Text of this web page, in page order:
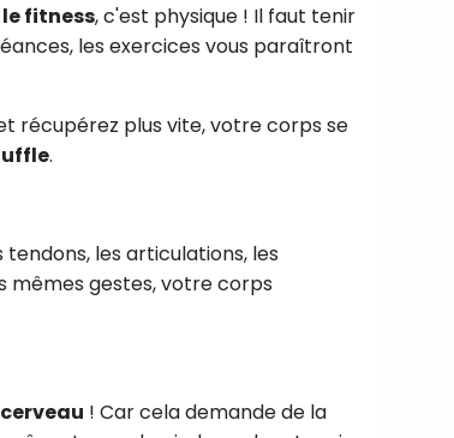
le fitness, c'est physique ! Il faut tenir
les exercices vous paraîtront
récupérez plus vite, votre corps se
.
les articulations, les
mêmes gestes, votre corps
cerveau ! Car cela demande de la